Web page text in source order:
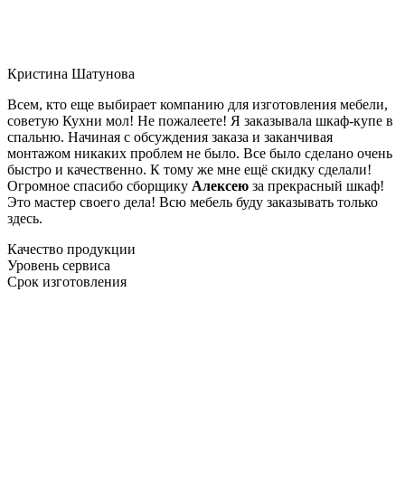
Кристина Шатунова
Всем, кто еще выбирает компанию для изготовления мебели,
советую Кухни мол! Не пожалеете! Я заказывала шкаф-купе в
спальню. Начиная с обсуждения заказа и заканчивая
монтажом никаких проблем не было. Все было сделано очень
быстро и качественно. К тому же мне ещё скидку сделали!
Огромное спасибо сборщику Алексею за прекрасный шкаф!
Это мастер своего дела! Всю мебель буду заказывать только
здесь.
Качество продукции
Уровень сервиса
Срок изготовления